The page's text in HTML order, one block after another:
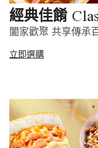
經典佳餚
闔家歡聚 共享傳承
立即選購